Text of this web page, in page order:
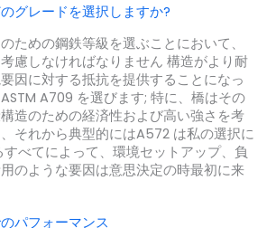
グレードを選択しますか?
ための鋼鉄等級を選ぶことにおいて、
慮しなければなりません 構造がより耐
因に対する抵抗を提供することになっ
A709 を選びます; 特に、橋はその
造のための経済性および高い強さを考
それから典型的にはA572 は私の選択に
べてによって、環境セットアップ、負
のような要因は意思決定の時最初に来
パフォーマンス